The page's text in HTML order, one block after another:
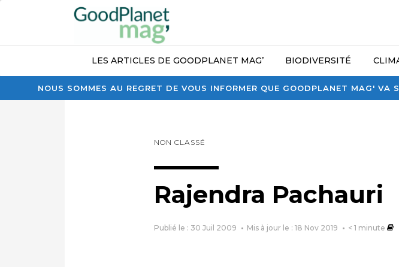
NOUS SOMMES AU REGRET DE VOUS INFORMER QUE GOODPLANET MAG'
LES ARTICLES DE GOODPLANET MAG’ BIODIVERSITÉ
NON CLASSÉ
Rajendra Pachauri
Publié le : 30 Juil 2009 Mis à jour le : 18 Nov 2019 < 1 minute